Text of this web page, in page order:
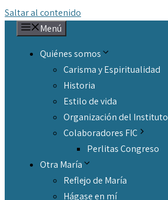
Saltar al contenido
Menú
Quiénes somos
Carisma y Espiritualidad
Historia
Estilo de vida
Organización del Instituto
Colaboradores FIC
Perlitas Congreso
Otra María
Reflejo de María
Hágase en mí